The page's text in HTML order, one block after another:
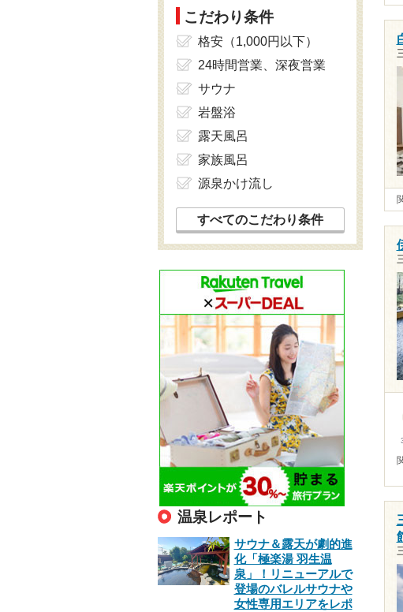
こだわり条件
格安（1,000円以下）
24時間営業、深夜営業
サウナ
岩盤浴
露天風呂
家族風呂
源泉かけ流し
すべてのこだわり条件
温泉レポート
サウナ＆露天が劇的進
化「極楽湯 羽生温
泉」！リニューアルで
登場のバレルサウナや
女性専用エリアをレポ